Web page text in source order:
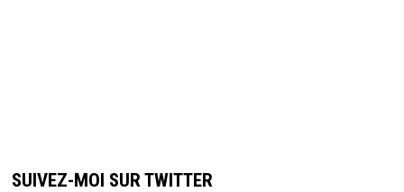
SUIVEZ-MOI SUR TWITTER